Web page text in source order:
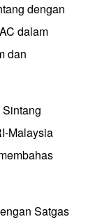
dengan
dalam
dan
Malaysia
Satgas